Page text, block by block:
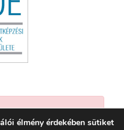
élmény érdekében sütiket